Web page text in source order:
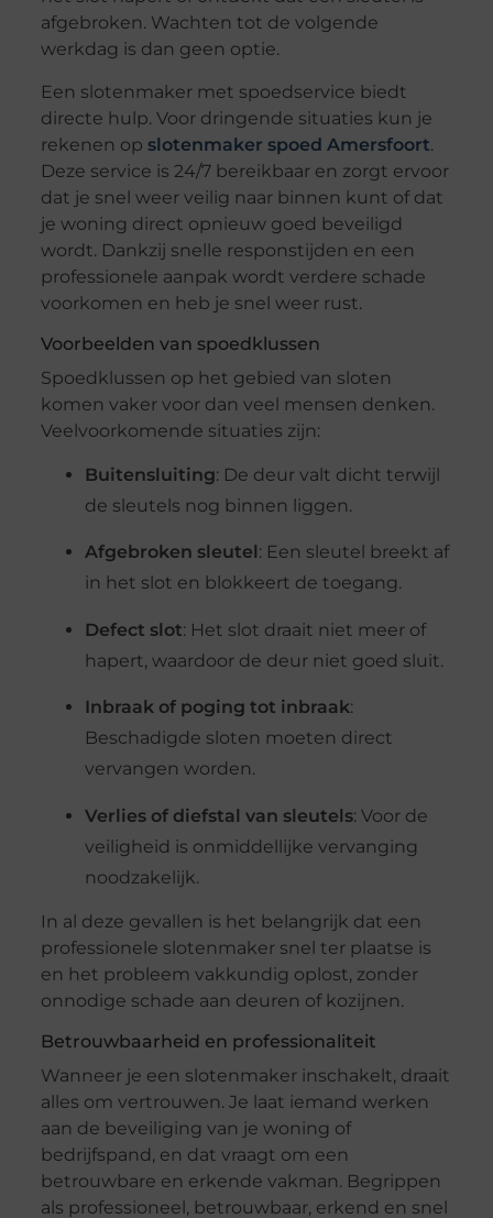
afgebroken. Wachten tot de volgende
werkdag is dan geen optie.
Een slotenmaker met spoedservice biedt
directe hulp. Voor dringende situaties kun je
rekenen op slotenmaker spoed Amersfoort.
Deze service is 24/7 bereikbaar en zorgt ervoor
dat je snel weer veilig naar binnen kunt of dat
je woning direct opnieuw goed beveiligd
wordt. Dankzij snelle responstijden en een
professionele aanpak wordt verdere schade
voorkomen en heb je snel weer rust.
Voorbeelden van spoedklussen
Spoedklussen op het gebied van sloten
komen vaker voor dan veel mensen denken.
Veelvoorkomende situaties zijn:
Buitensluiting: De deur valt dicht terwijl
de sleutels nog binnen liggen.
Afgebroken sleutel : Een sleutel breekt af
in het slot en blokkeert de toegang.
Defect slot: Het slot draait niet meer of
hapert, waardoor de deur niet goed sluit.
Inbraak of poging tot inbraak:
Beschadigde sloten moeten direct
vervangen worden.
Verlies of diefstal van sleutels: Voor de
veiligheid is onmiddellijke vervanging
noodzakelijk.
In al deze gevallen is het belangrijk dat een
professionele slotenmaker snel ter plaatse is
en het probleem vakkundig oplost, zonder
onnodige schade aan deuren of kozijnen.
Betrouwbaarheid en professionaliteit
Wanneer je een slotenmaker inschakelt, draait
alles om vertrouwen. Je laat iemand werken
aan de beveiliging van je woning of
bedrijfspand, en dat vraagt om een
betrouwbare en erkende vakman. Begrippen
als professioneel, betrouwbaar, erkend en snel